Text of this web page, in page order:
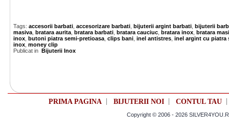
Tags: accesorii barbati accesorizare barbati bijuterii argint barbati bijuterii
masiva bratara aurita bratara barbati bratara cauciuc bratara inox bratara
inox butoni piatra semi-pretioasa clips bani inel antistres inel argint cu piatra
inox money clip
Publicat in Bijuterii Inox
PRIMA PAGINA BIJUTERII NOI CONTUL TAU
Copyright © 2006 - 2026